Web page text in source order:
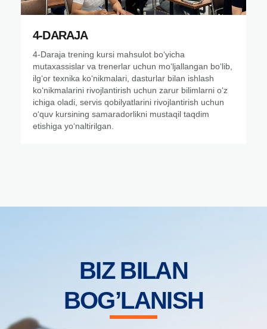
4-DARAJA
4-Daraja trening kursi mahsulot boʻyicha
mutaxassislar va trenerlar uchun moʻljallangan boʻlib,
ilgʻor texnika koʻnikmalari, dasturlar bilan ishlash
koʻnikmalarini rivojlantirish uchun zarur bilimlarni oʻz
ichiga oladi, servis qobilyatlarini rivojlantirish uchun
oʻquv kursining samaradorlikni mustaqil taqdim
etishiga yoʻnaltirilgan.
BIZ BILAN
BOG’LANISH